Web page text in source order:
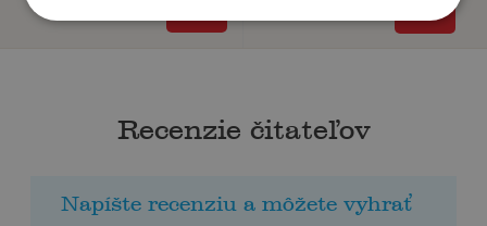
Recenzie čitateľov
Napíšte recenziu a môžete vyhrať